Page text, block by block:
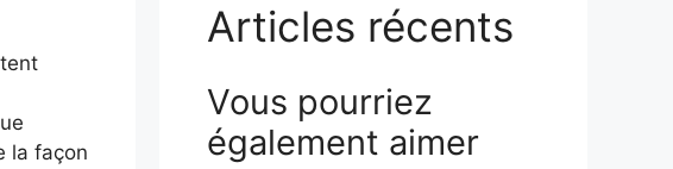
la façon
Articles récents
Vous pourriez
également aimer